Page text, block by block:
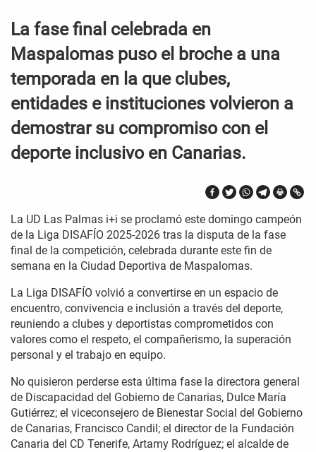
La fase final celebrada en
Maspalomas puso el broche a una
temporada en la que clubes,
entidades e instituciones volvieron a
demostrar su compromiso con el
deporte inclusivo en Canarias.
La UD Las Palmas i+i se proclamó este domingo campeón
de la Liga DISAFÍO 2025-2026 tras la disputa de la fase
final de la competición, celebrada durante este fin de
semana en la Ciudad Deportiva de Maspalomas.
La Liga DISAFÍO volvió a convertirse en un espacio de
encuentro, convivencia e inclusión a través del deporte,
reuniendo a clubes y deportistas comprometidos con
valores como el respeto, el compañerismo, la superación
personal y el trabajo en equipo.
No quisieron perderse esta última fase la directora general
de Discapacidad del Gobierno de Canarias, Dulce María
Gutiérrez; el viceconsejero de Bienestar Social del Gobierno
de Canarias, Francisco Candil; el director de la Fundación
Canaria del CD Tenerife, Artamy Rodríguez; el alcalde de